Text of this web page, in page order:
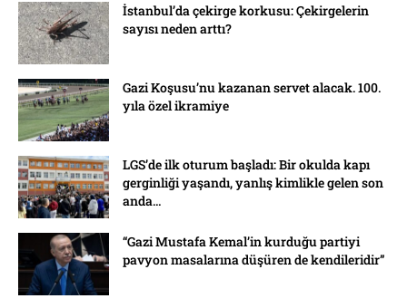
İstanbul’da çekirge korkusu: Çekirgelerin
sayısı neden arttı?
Gazi Koşusu’nu kazanan servet alacak. 100.
yıla özel ikramiye
LGS’de ilk oturum başladı: Bir okulda kapı
gerginliği yaşandı, yanlış kimlikle gelen son
anda...
“Gazi Mustafa Kemal’in kurduğu partiyi
pavyon masalarına düşüren de kendileridir”